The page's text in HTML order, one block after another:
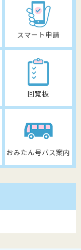
スマート申請
回覧板
おみたん号バス案内